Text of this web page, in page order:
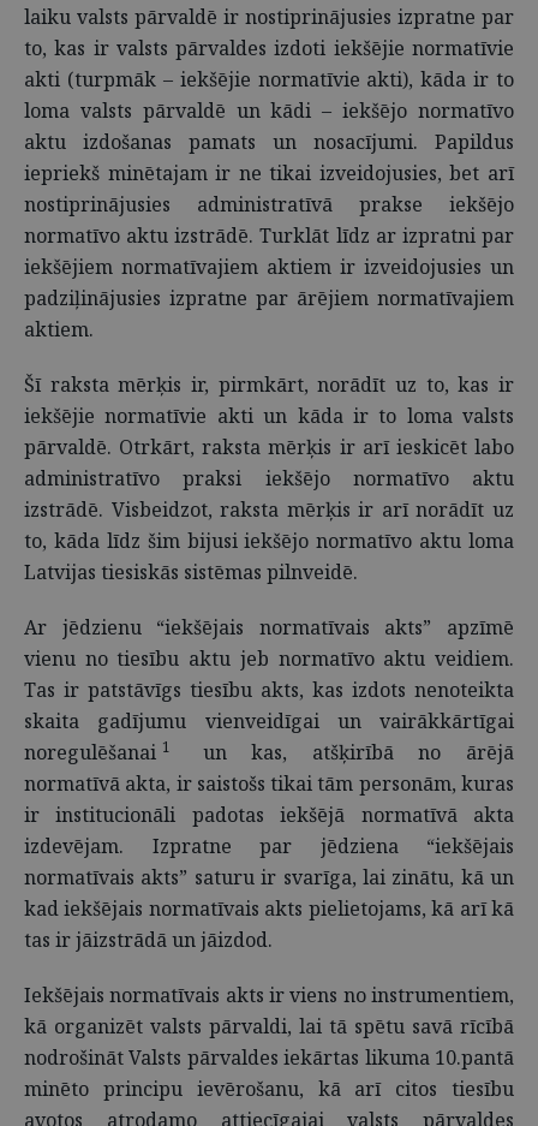
laiku valsts pārvaldē ir nostiprinājusies izpratne par
to, kas ir valsts pārvaldes izdoti iekšējie normatīvie
akti (turpmāk – iekšējie normatīvie akti), kāda ir to
loma valsts pārvaldē un kādi – iekšējo normatīvo
aktu izdošanas pamats un nosacījumi. Papildus
iepriekš minētajam ir ne tikai izveidojusies, bet arī
nostiprinājusies administratīvā prakse iekšējo
normatīvo aktu izstrādē. Turklāt līdz ar izpratni par
iekšējiem normatīvajiem aktiem ir izveidojusies un
padziļinājusies izpratne par ārējiem normatīvajiem
aktiem.
Šī raksta mērķis ir, pirmkārt, norādīt uz to, kas ir
iekšējie normatīvie akti un kāda ir to loma valsts
pārvaldē. Otrkārt, raksta mērķis ir arī ieskicēt labo
administratīvo praksi iekšējo normatīvo aktu
izstrādē. Visbeidzot, raksta mērķis ir arī norādīt uz
to, kāda līdz šim bijusi iekšējo normatīvo aktu loma
Latvijas tiesiskās sistēmas pilnveidē.
Ar jēdzienu “iekšējais normatīvais akts” apzīmē
vienu no tiesību aktu jeb normatīvo aktu veidiem.
Tas ir patstāvīgs tiesību akts, kas izdots nenoteikta
skaita gadījumu vienveidīgai un vairākkārtīgai
noregulēšanai 1
un kas, atšķirībā no ārējā
normatīvā akta, ir saistošs tikai tām personām, kuras
ir institucionāli padotas iekšējā normatīvā akta
izdevējam. Izpratne par jēdziena “iekšējais
normatīvais akts” saturu ir svarīga, lai zinātu, kā un
kad iekšējais normatīvais akts pielietojams, kā arī kā
tas ir jāizstrādā un jāizdod.
Iekšējais normatīvais akts ir viens no instrumentiem,
kā organizēt valsts pārvaldi, lai tā spētu savā rīcībā
nodrošināt Valsts pārvaldes iekārtas likuma 10.pantā
minēto principu ievērošanu, kā arī citos tiesību
avotos atrodamo attiecīgajai valsts pārvaldes